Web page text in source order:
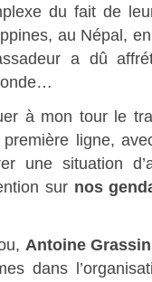
du fait de
au Népal,
a dû
à mon tour le
première ligne,
une situation
sur nos
Antoine Grassin
dans